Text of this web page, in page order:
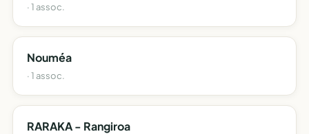
· 1 assoc.
Nouméa
· 1 assoc.
RARAKA - Rangiroa